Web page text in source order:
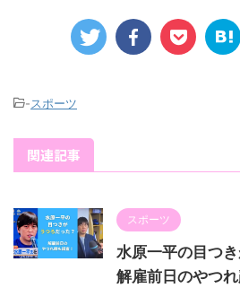
-スポーツ
関連記事
スポーツ
水原一平の目つ
解雇前日のやつれ